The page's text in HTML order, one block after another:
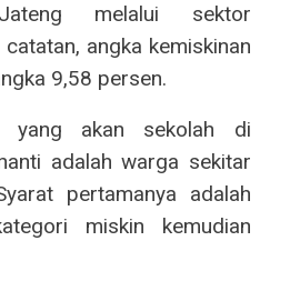
melalui sektor
angka kemiskinan
9,58 persen.
yang akan sekolah di
adalah warga sekitar
pertamanya adalah
miskin kemudian